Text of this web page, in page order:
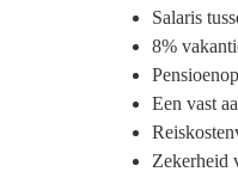
Salaris
8%
Een vast
Zekerheid